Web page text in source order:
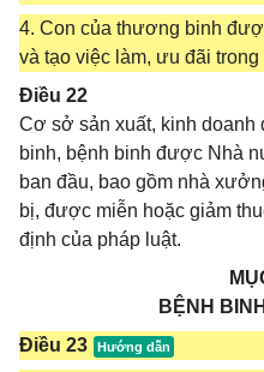
4. Con của thương binh
và tạo việc làm, ưu đãi
Điều 22
Cơ sở sản xuất, kinh doanh
binh, bệnh binh được Nhà
ban đầu, bao gồm nhà
bị, được miễn hoặc giảm
định của pháp luật.
BỆNH BINH
Điều 23